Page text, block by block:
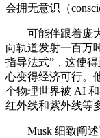
会拥无意识（
可能伴跟着庞大
向轨道发射一百万
指导法式”，这使
心变得经济可行。
个物理世界被 AI
红外线和紫外线等
Musk 细致阐述